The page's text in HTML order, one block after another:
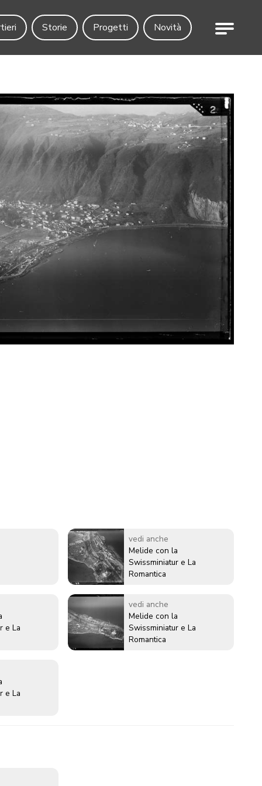
Storie Progetti Novità Menu
vedi anche
Melide con la
Swissminiatur e La
Romantica
e La
vedi anche
Melide con la
Swissminiatur e La
Romantica
e La